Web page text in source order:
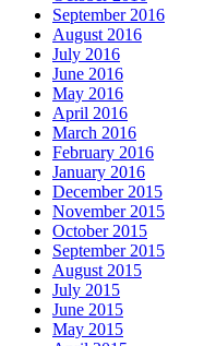
September 2016
August 2016
July 2016
June 2016
May 2016
April 2016
March 2016
February 2016
January 2016
December 2015
November 2015
October 2015
September 2015
August 2015
July 2015
June 2015
May 2015